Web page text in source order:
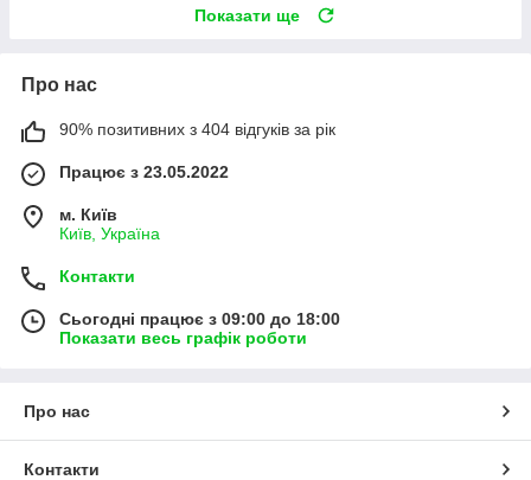
Показати ще
Про нас
90% позитивних з 404 відгуків за рік
Працює з 23.05.2022
м. Київ
Київ, Україна
Контакти
Сьогодні працює з 09:00 до 18:00
Показати весь графік роботи
Про нас
Контакти